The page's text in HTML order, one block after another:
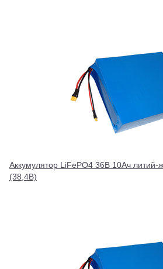
Аккумулятор LiFePO4 36В 10Ач
(38,4В)